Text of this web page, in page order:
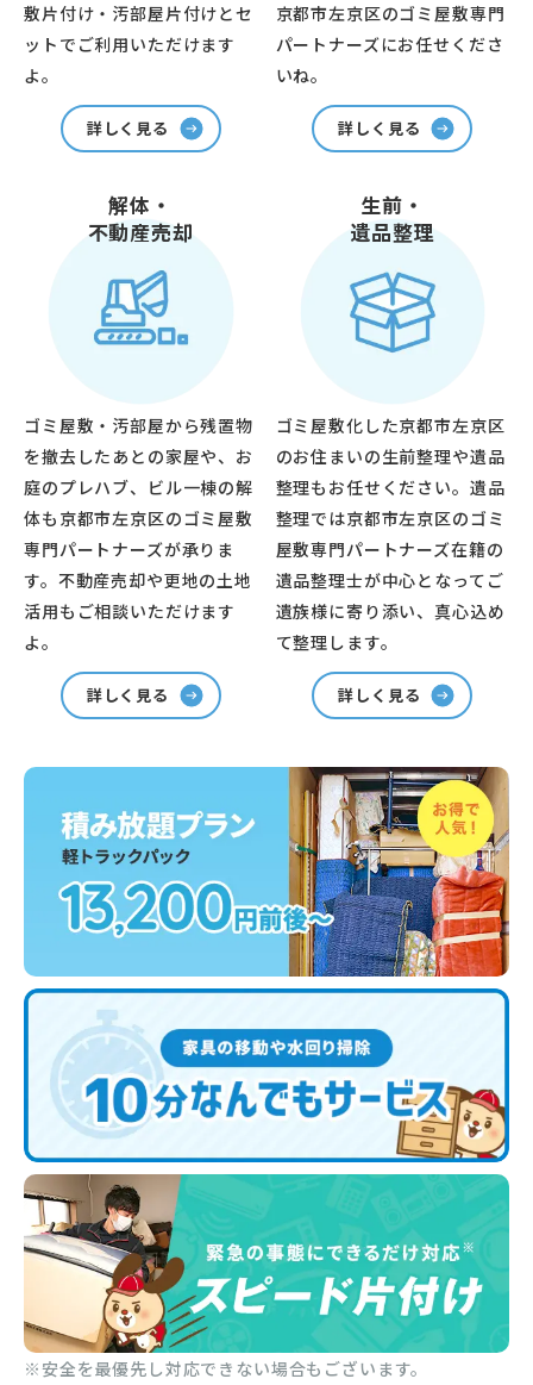
敷片付け・汚部屋片付けとセ
ットでご利用いただけます
よ。
詳しく見る
京都市左京区のゴミ屋敷専門
パートナーズにお任せくださ
いね。
詳しく見る
解体・
不動産売却
ゴミ屋敷・汚部屋から残置物
を撤去したあとの家屋や、お
庭のプレハブ、ビル一棟の解
体も京都市左京区のゴミ屋敷
専門パートナーズが承りま
す。不動産売却や更地の土地
活用もご相談いただけます
よ。
詳しく見る
生前・
遺品整理
ゴミ屋敷化した京都市左京区
のお住まいの生前整理や遺品
整理もお任せください。遺品
整理では京都市左京区のゴミ
屋敷専門パートナーズ在籍の
遺品整理士が中心となってご
遺族様に寄り添い、真心込め
て整理します。
詳しく見る
※安全を最優先し対応できない場合もございます。